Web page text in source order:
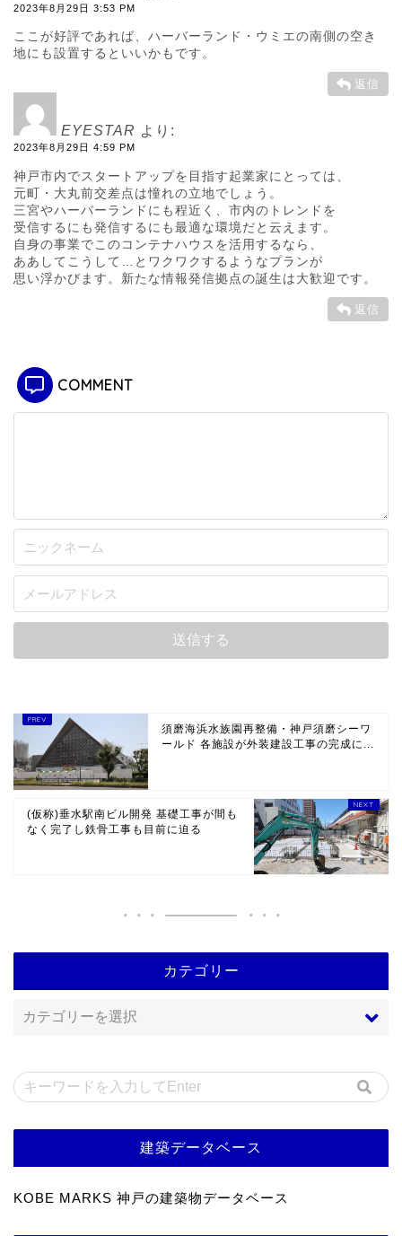
2023年8月29日 3:53 PM
ここが好評であれば、ハーバーランド・ウミエの南側の空き
地にも設置するといいかもです。
返信
EYESTAR より:
2023年8月29日 4:59 PM
神戸市内でスタートアップを目指す起業家にとっては、
元町・大丸前交差点は憧れの立地でしょう。
三宮やハーバーランドにも程近く、市内のトレンドを
受信するにも発信するにも最適な環境だと云えます。
自身の事業でこのコンテナハウスを活用するなら、
ああしてこうして…とワクワクするようなプランが
思い浮かびます。新たな情報発信拠点の誕生は大歓迎です。
返信
COMMENT
須磨海浜水族園再整備・神戸須磨シーワ
ールド 各施設が外装建設工事の完成に...
(仮称)垂水駅南ビル開発 基礎工事が間も
なく完了し鉄骨工事も目前に迫る
カテゴリー
建築データベース
KOBE MARKS 神戸の建築物データベース